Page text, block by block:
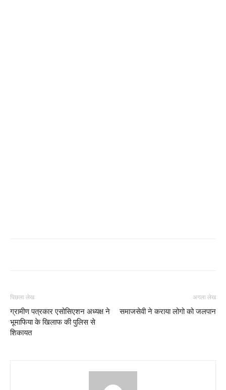
पिछला लेख
ग्रामीण पत्रकार एसोसिएशन अध्यक्ष ने
भूमाफिया के खिलाफ की पुलिस से
शिकायत
अगला लेख
समाजसेवी ने कराया लोगो को जलपान